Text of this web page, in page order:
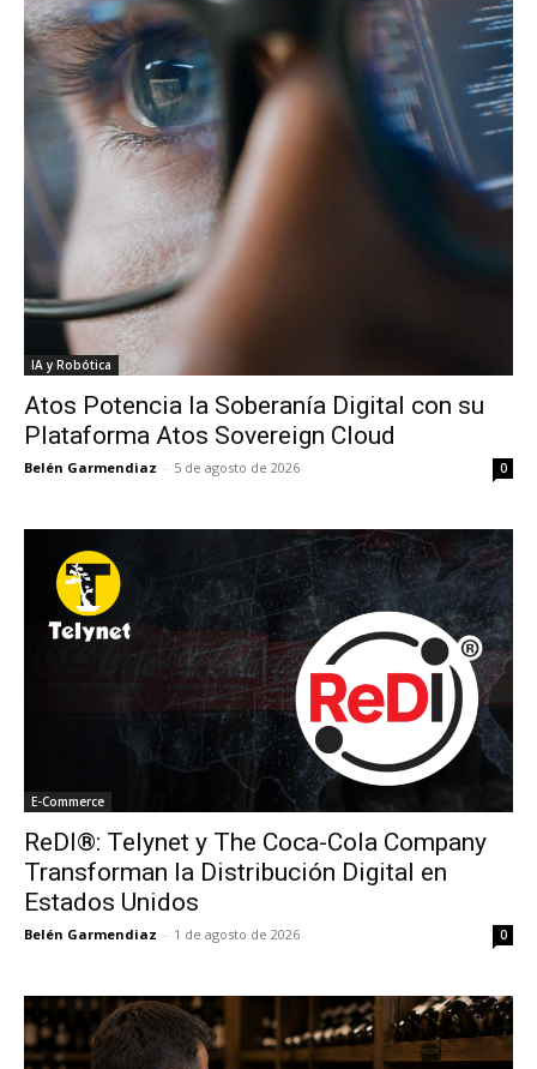
IA y Robótica
Atos Potencia la Soberanía Digital con su
Plataforma Atos Sovereign Cloud
Belén Garmendiaz - 5 de agosto de 2026 0
E-Commerce
ReDI®: Telynet y The Coca-Cola Company
Transforman la Distribución Digital en
Estados Unidos
Belén Garmendiaz - 1 de agosto de 2026 0